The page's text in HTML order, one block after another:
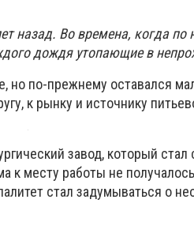
назад. Во времена, когда
дождя утопающие в
но по-прежнему оставался
к рынку и источнику
завод, который стал
к месту работы не
стал задумываться о